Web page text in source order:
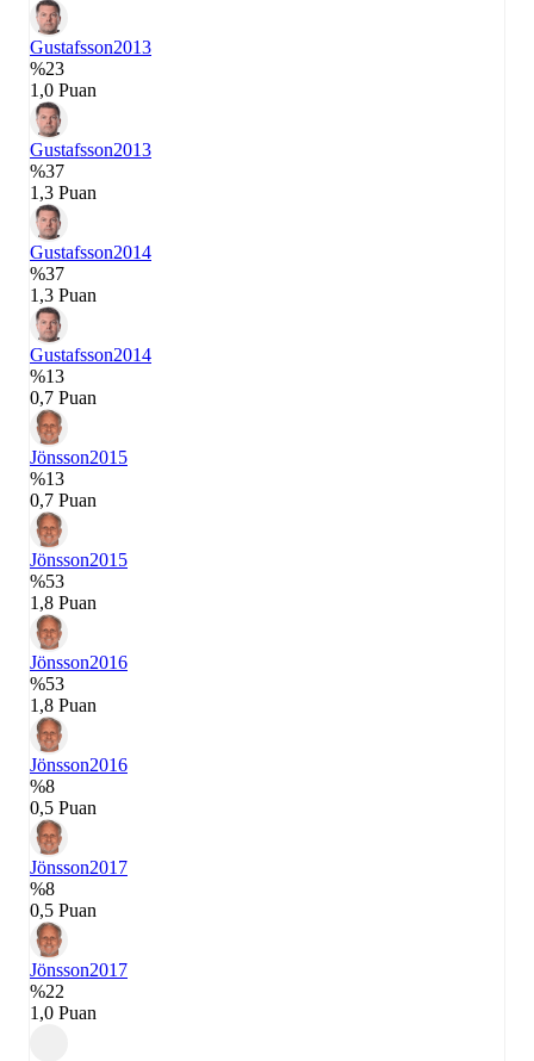
Gustafsson2013
%23
1,0 Puan
Gustafsson2013
%37
1,3 Puan
Gustafsson2014
%37
1,3 Puan
Gustafsson2014
%13
0,7 Puan
Jönsson2015
%13
0,7 Puan
Jönsson2015
%53
1,8 Puan
Jönsson2016
%53
1,8 Puan
Jönsson2016
%8
0,5 Puan
Jönsson2017
%8
0,5 Puan
Jönsson2017
%22
1,0 Puan